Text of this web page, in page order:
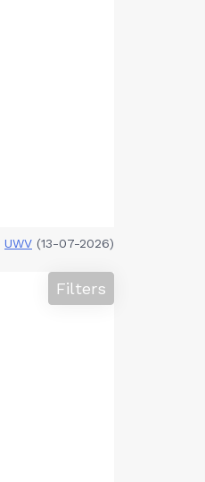
UWV (13-07-2026)
Filters